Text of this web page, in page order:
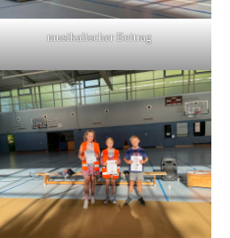
musikalischer Beitrag